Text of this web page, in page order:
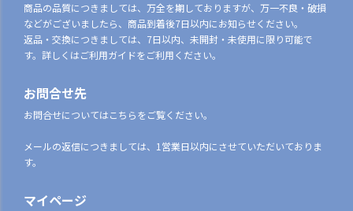
商品の品質につきましては、万全を期しておりますが、万一不良・破損
などがございましたら、商品到着後7日以内にお知らせください。
返品・交換につきましては、7日以内、未開封・未使用に限り可能で
す。詳しくはご利用ガイドをご利用ください。
お問合せ先
お問合せについてはこちらをご覧ください。
メールの返信につきましては、1営業日以内にさせていただいておりま
す。
マイページ